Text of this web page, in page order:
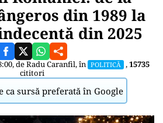
din 1989 la
din 2025
deRadu Caranfil, în POLITICĂ ,15735
cititori
ca sursă preferată în Google